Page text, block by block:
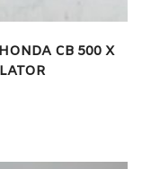
CB 500 X